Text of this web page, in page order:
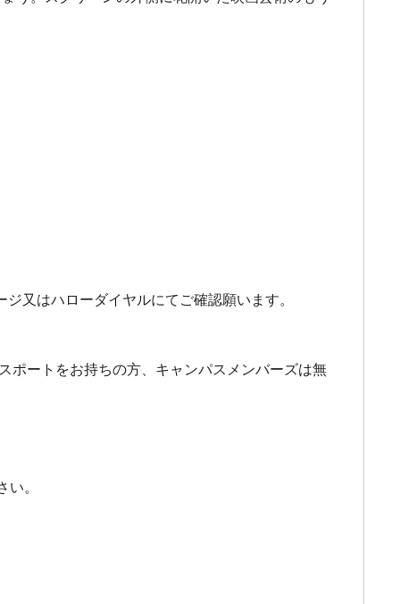
又はハローダイヤルにてご確認願います。
ポートをお持ちの方、キャンパスメンバーズは無
。